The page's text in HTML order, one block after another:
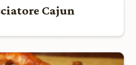
Cajun